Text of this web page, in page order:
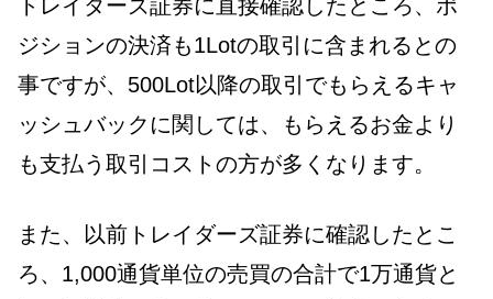
トレイダーズ証券に直接確認したところ、ポ
ジションの決済も1Lotの取引に含まれるとの
事ですが、500Lot以降の取引でもらえるキャ
ッシュバックに関しては、もらえるお金より
も支払う取引コストの方が多くなります。
また、以前トレイダーズ証券に確認したとこ
ろ、1,000通貨単位の売買の合計で1万通貨と